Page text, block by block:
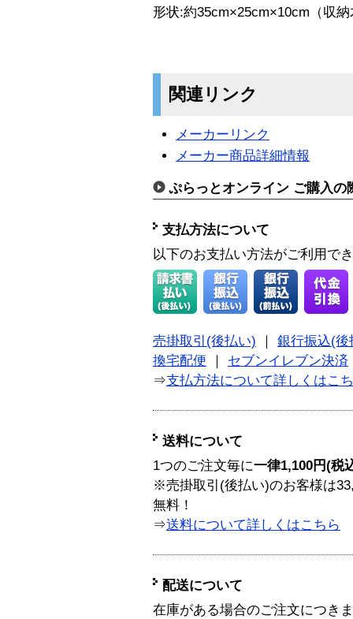
形状:約35cm×25cm×10cm（収
関連リンク
メーカーリンク
メーカー商品詳細情報
ぷらっとオンライン ご購入の
支払方法について
以下のお支払い方法がご利用で
売掛取引(後払い)
銀行振込(後
換宅配便
セブンイレブン決済
⇒支払方法について詳しくはこ
送料について
1つのご注文毎に一律1,100円(税
※売掛取引(後払い)のお客様は
無料！
⇒送料について詳しくはこちら
配送について
在庫がある場合のご注文につき